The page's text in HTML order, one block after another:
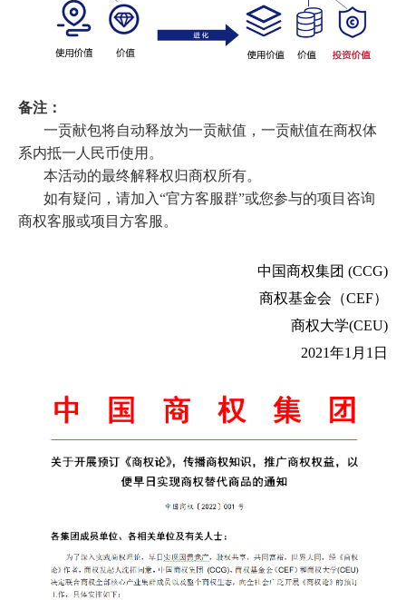
备注：
一贡献包将自动释放为一贡献值，一贡献值在商权体
系内抵一人民币使用。
本活动的最终解释权归商权所有。
如有疑问，请加入“官方客服群”或您参与的项目咨询
商权客服或项目方客服。
中国商权集团 (CCG)
商权基金会（CEF）
商权大学(CEU)
2021年1月1日